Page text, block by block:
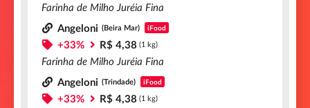
Farinha de Milho Juréia Fina
Angeloni (Beira Mar) iFood
+33% R$ 4,38 (1 kg)
Farinha de Milho Juréia Fina
Angeloni (Trindade) iFood
+33% R$ 4,38 (1 kg)